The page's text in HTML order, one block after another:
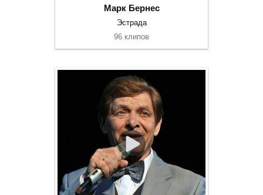
Марк Бернес
Эстрада
96 клипов